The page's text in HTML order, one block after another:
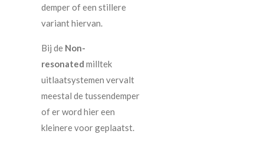
demper of een stillere
variant hiervan.
Bij de Non-
resonated milltek
uitlaatsystemen vervalt
meestal de tussendemper
of er word hier een
kleinere voor geplaatst.